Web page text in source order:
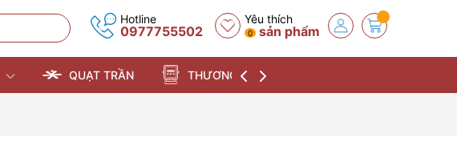
Hotline
0977755502
Yêu thích
0 sản phẩm
QUẠT TRẦN THƯƠNG HIỆU